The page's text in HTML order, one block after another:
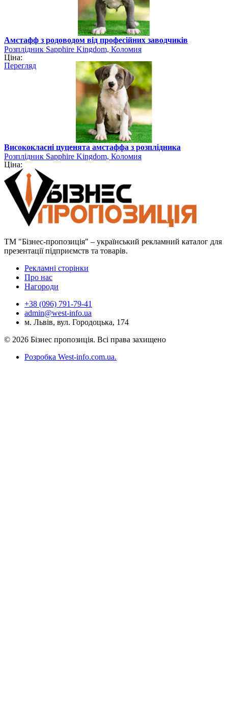
Амстафф з родоводом від професійних заводчиків
Розплідник Sapphire Kingdom, Коломия
Ціна:
Перегляд
Висококласні цуценята амстаффа з розплідника
Розплідник Sapphire Kingdom, Коломия
Ціна:
ТМ "Бізнес-пропозиція" – український рекламний каталог для
презентації підприємств та товарів.
Рекламні сторінки
Про нас
Нагороди
+38 (096) 791-79-41
admin@west-info.ua
м. Львів, вул. Городоцька, 174
© 2026 Бізнес пропозиція. Всі права захищено
Розробка West-info.com.ua.